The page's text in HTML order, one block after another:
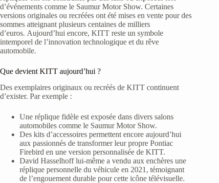
d’événements comme le Saumur Motor Show. Certaines
versions originales ou recréées ont été mises en vente pour des
sommes atteignant plusieurs centaines de milliers
d’euros. Aujourd’hui encore, KITT reste un symbole
intemporel de l’innovation technologique et du rêve
automobile.
Que devient KITT aujourd’hui ?
Des exemplaires originaux ou recréés de KITT continuent
d’exister. Par exemple :
Une réplique fidèle est exposée dans divers salons
automobiles comme le Saumur Motor Show.
Des kits d’accessoires permettent encore aujourd’hui
aux passionnés de transformer leur propre Pontiac
Firebird en une version personnalisée de KITT.
David Hasselhoff lui-même a vendu aux enchères une
réplique personnelle du véhicule en 2021, témoignant
de l’engouement durable pour cette icône télévisuelle.